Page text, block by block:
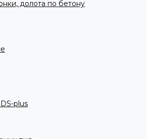
долота по бетону
plus